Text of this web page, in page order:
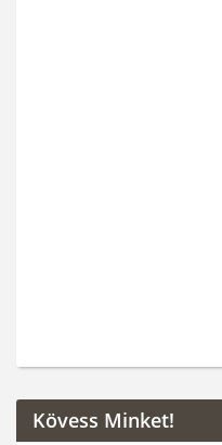
Kövess Minket!